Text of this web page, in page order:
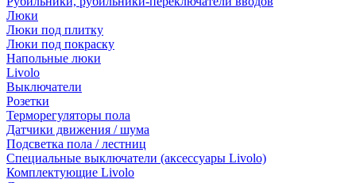
Люки
Люки под плитку
Люки под покраску
Напольные люки
Livolo
Выключатели
Розетки
Терморегуляторы пола
Датчики движения / шума
Подсветка пола / лестниц
Специальные выключатели (аксессуары Livolo)
Комплектующие Livolo